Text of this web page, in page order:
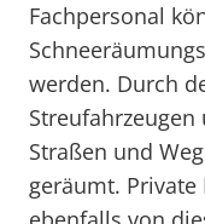
Fachpersonal
werden. Durch
Straßen und
geräumt.